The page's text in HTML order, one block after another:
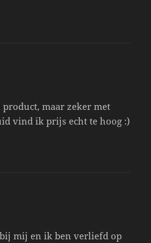
maar zeker met
vind ik prijs echt te hoog :)
bij mij en ik ben verliefd op